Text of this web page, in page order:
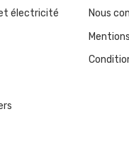
électricité
Nous